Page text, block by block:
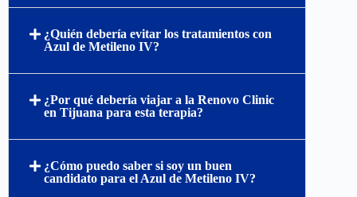
¿Quién debería evitar los tratamientos con
Azul de Metileno IV?
¿Por qué debería viajar a la Renovo Clinic
en Tijuana para esta terapia?
¿Cómo puedo saber si soy un buen
candidato para el Azul de Metileno IV?